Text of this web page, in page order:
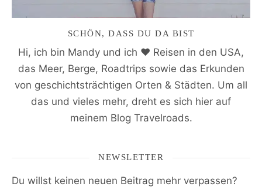
SCHÖN, DASS DU DA BIST
Hi, ich bin Mandy und ich ♥ Reisen in den USA,
das Meer, Berge, Roadtrips sowie das Erkunden
von geschichtsträchtigen Orten & Städten. Um all
das und vieles mehr, dreht es sich hier auf
meinem Blog Travelroads.
NEWSLETTER
Du willst keinen neuen Beitrag mehr verpassen?